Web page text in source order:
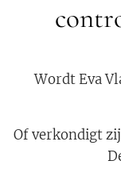
Wordt Eva
Of verkondigt